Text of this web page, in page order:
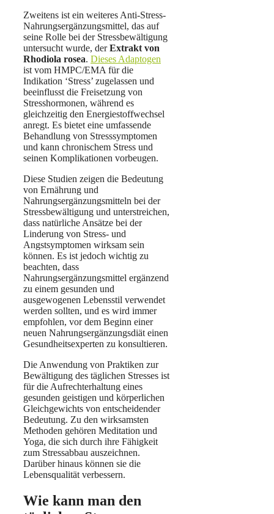
Zweitens ist ein weiteres Anti-Stress-
Nahrungsergänzungsmittel, das auf
seine Rolle bei der Stressbewältigung
untersucht wurde, derExtrakt von
Rhodiola rosea. Dieses Adaptogen
ist vom HMPC/EMA für die
Indikation ‘Stress’ zugelassen und
beeinflusst die Freisetzung von
Stresshormonen, während es
gleichzeitig den Energiestoffwechsel
anregt. Es bietet eine umfassende
Behandlung von Stresssymptomen
und kann chronischem Stress und
seinen Komplikationen vorbeugen.
Diese Studien zeigen die Bedeutung
von Ernährung und
Nahrungsergänzungsmitteln bei der
Stressbewältigung und unterstreichen,
dass natürliche Ansätze bei der
Linderung von Stress- und
Angstsymptomen wirksam sein
können. Es ist jedoch wichtig zu
beachten, dass
Nahrungsergänzungsmittel ergänzend
zu einem gesunden und
ausgewogenen Lebensstil verwendet
werden sollten, und es wird immer
empfohlen, vor dem Beginn einer
neuen Nahrungsergänzungsdiät einen
Gesundheitsexperten zu konsultieren.
Die Anwendung von Praktiken zur
Bewältigung des täglichen Stresses ist
für die Aufrechterhaltung eines
gesunden geistigen und körperlichen
Gleichgewichts von entscheidender
Bedeutung. Zu den wirksamsten
Methoden gehören Meditation und
Yoga, die sich durch ihre Fähigkeit
zum Stressabbau auszeichnen.
Darüber hinaus können sie die
Lebensqualität verbessern.
Wie kann man den